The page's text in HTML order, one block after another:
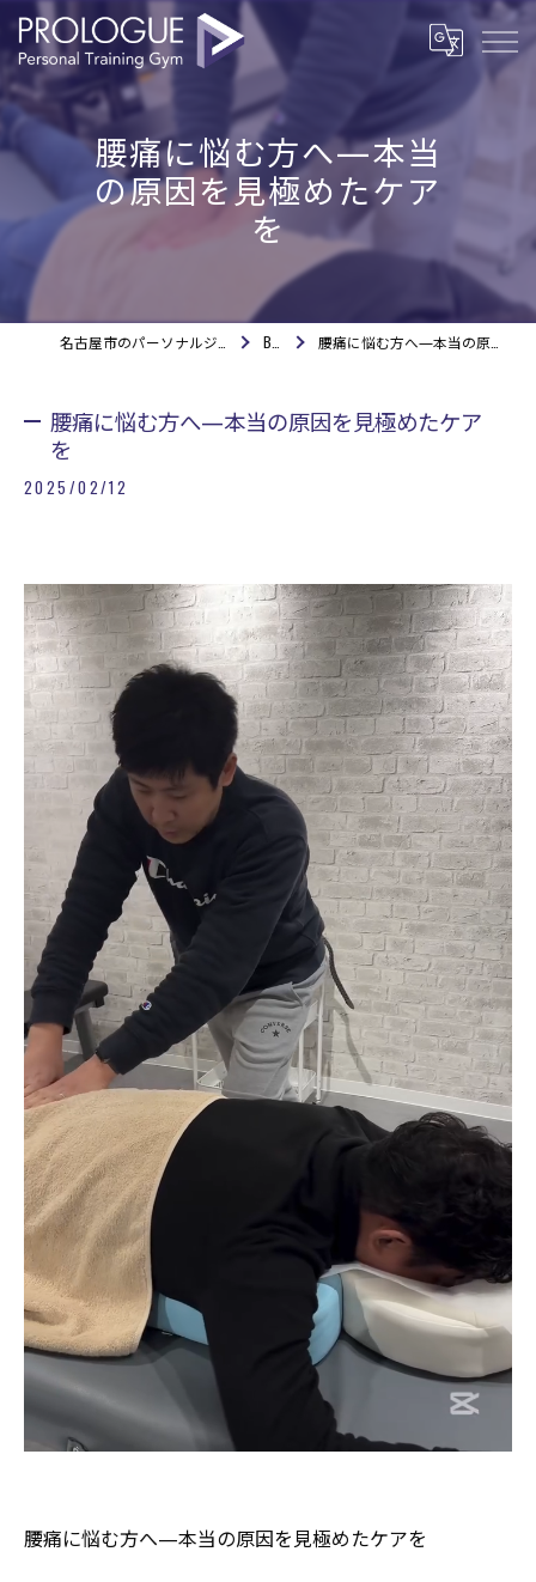
腰痛に悩む方へ—本当
の原因を見極めたケア
を
BLOG 腰痛に悩む方へ—本当の原因を見極めたケアを
腰痛に悩む方へ—本当の原因を見極めたケア
を
2025/02/12
腰痛に悩む方へ—本当の原因を見極めたケアを